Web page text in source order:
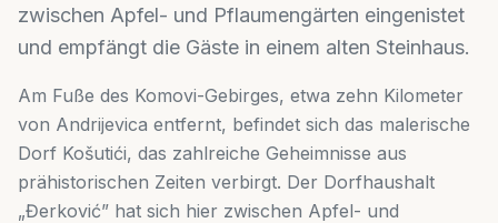
zwischen Apfel- und Pflaumengärten eingenistet
und empfängt die Gäste in einem alten Steinhaus.
Am Fuße des Komovi-Gebirges, etwa zehn Kilometer
von Andrijevica entfernt, befindet sich das malerische
Dorf Košutići, das zahlreiche Geheimnisse aus
prähistorischen Zeiten verbirgt. Der Dorfhaushalt
„Đerković” hat sich hier zwischen Apfel- und